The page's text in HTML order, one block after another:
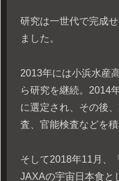
研究は一世代で完成
ました。
2013年には小浜水産
ら研究を継続。2014
に選定され、その後
査、官能検査などを積
そして2018年11月、
JAXAの宇宙日本食と